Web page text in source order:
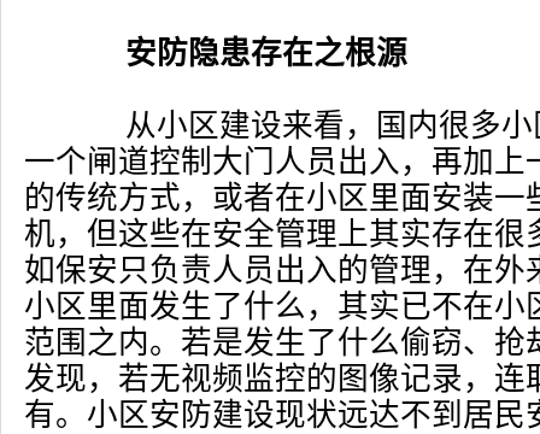
安防隐患存在之根源
从小区建设来看，国内很多小
一个闸道控制大门人员出入，再加上
的传统方式，或者在小区里面安装一
机，但这些在安全管理上其实存在很
如保安只负责人员出入的管理，在外
小区里面发生了什么，其实已不在小
范围之内。若是发生了什么偷窃、抢
发现，若无视频监控的图像记录，连
有。小区安防建设现状远达不到居民